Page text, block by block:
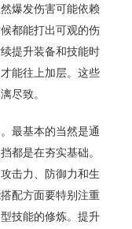
爆发伤害可能依赖
都能打出可观的伤
提升装备和技能时
能往上加层。这些
尽致。
最基本的当然是通
都是在夯实基础。
击力、防御力和生
配方面要特别注重
技能的修炼。提升